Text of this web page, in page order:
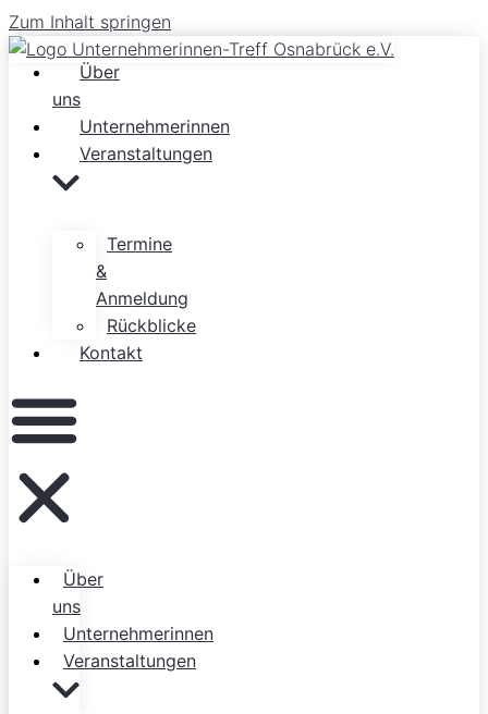
Zum Inhalt springen
Über
uns
Unternehmerinnen
Veranstaltungen
Termine
&
Anmeldung
Rückblicke
Kontakt
Über
uns
Unternehmerinnen
Veranstaltungen